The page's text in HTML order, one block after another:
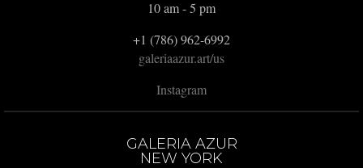
10 am - 5 pm
+1 (786) 962-6992
galeriaazur.art/us
Instagram
GALERIA AZUR
NEW YORK